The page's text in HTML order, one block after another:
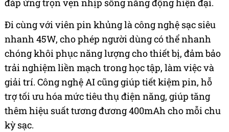
đáp ứng trọn vẹn nhịp sống năng động hiện đại.
Đi cùng với viên pin khủng là công nghệ sạc siêu
nhanh 45W, cho phép người dùng có thể nhanh
chóng khôi phục năng lượng cho thiết bị, đảm bảo
trải nghiệm liền mạch trong học tập, làm việc và
giải trí. Công nghệ AI cũng giúp tiết kiệm pin, hỗ
trợ tối ưu hóa mức tiêu thụ điện năng, giúp tăng
thêm hiệu suất tương đương 400mAh cho mỗi chu
kỳ sạc.